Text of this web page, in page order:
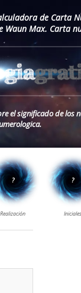
de Carta
Waun Max. Carta
el significado de los